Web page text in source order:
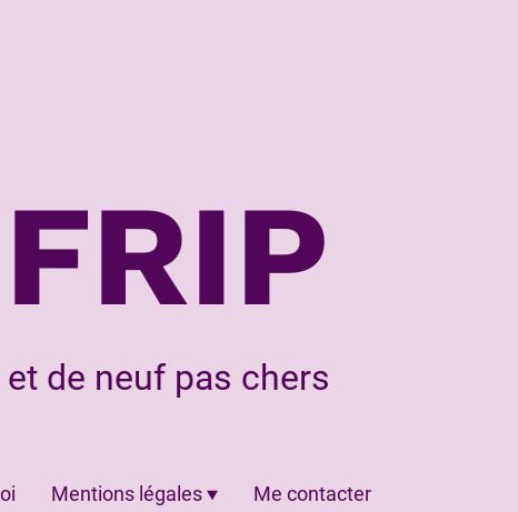
de neuf pas chers
Mentions légales Me contacter